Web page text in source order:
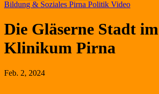
Bildung & Soziales Pirna Politik Video
Die Gläserne Stadt
Klinikum Pirna
Feb. 2, 2024